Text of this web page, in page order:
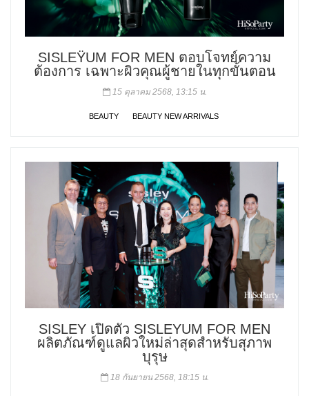
SISLEŸUM FOR MEN ตอบโจทย์ความ
ต้องการ เฉพาะผิวคุณผู้ชายในทุกขั้นตอน
15 ตุลาคม 2568, 13:15 น.
BEAUTY BEAUTY NEW ARRIVALS
SISLEY เปิดตัว SISLEYUM FOR MEN
ผลิตภัณฑ์ดูแลผิวใหม่ล่าสุดสำหรับสุภาพ
บุรุษ
18 กันยายน 2568, 18:15 น.